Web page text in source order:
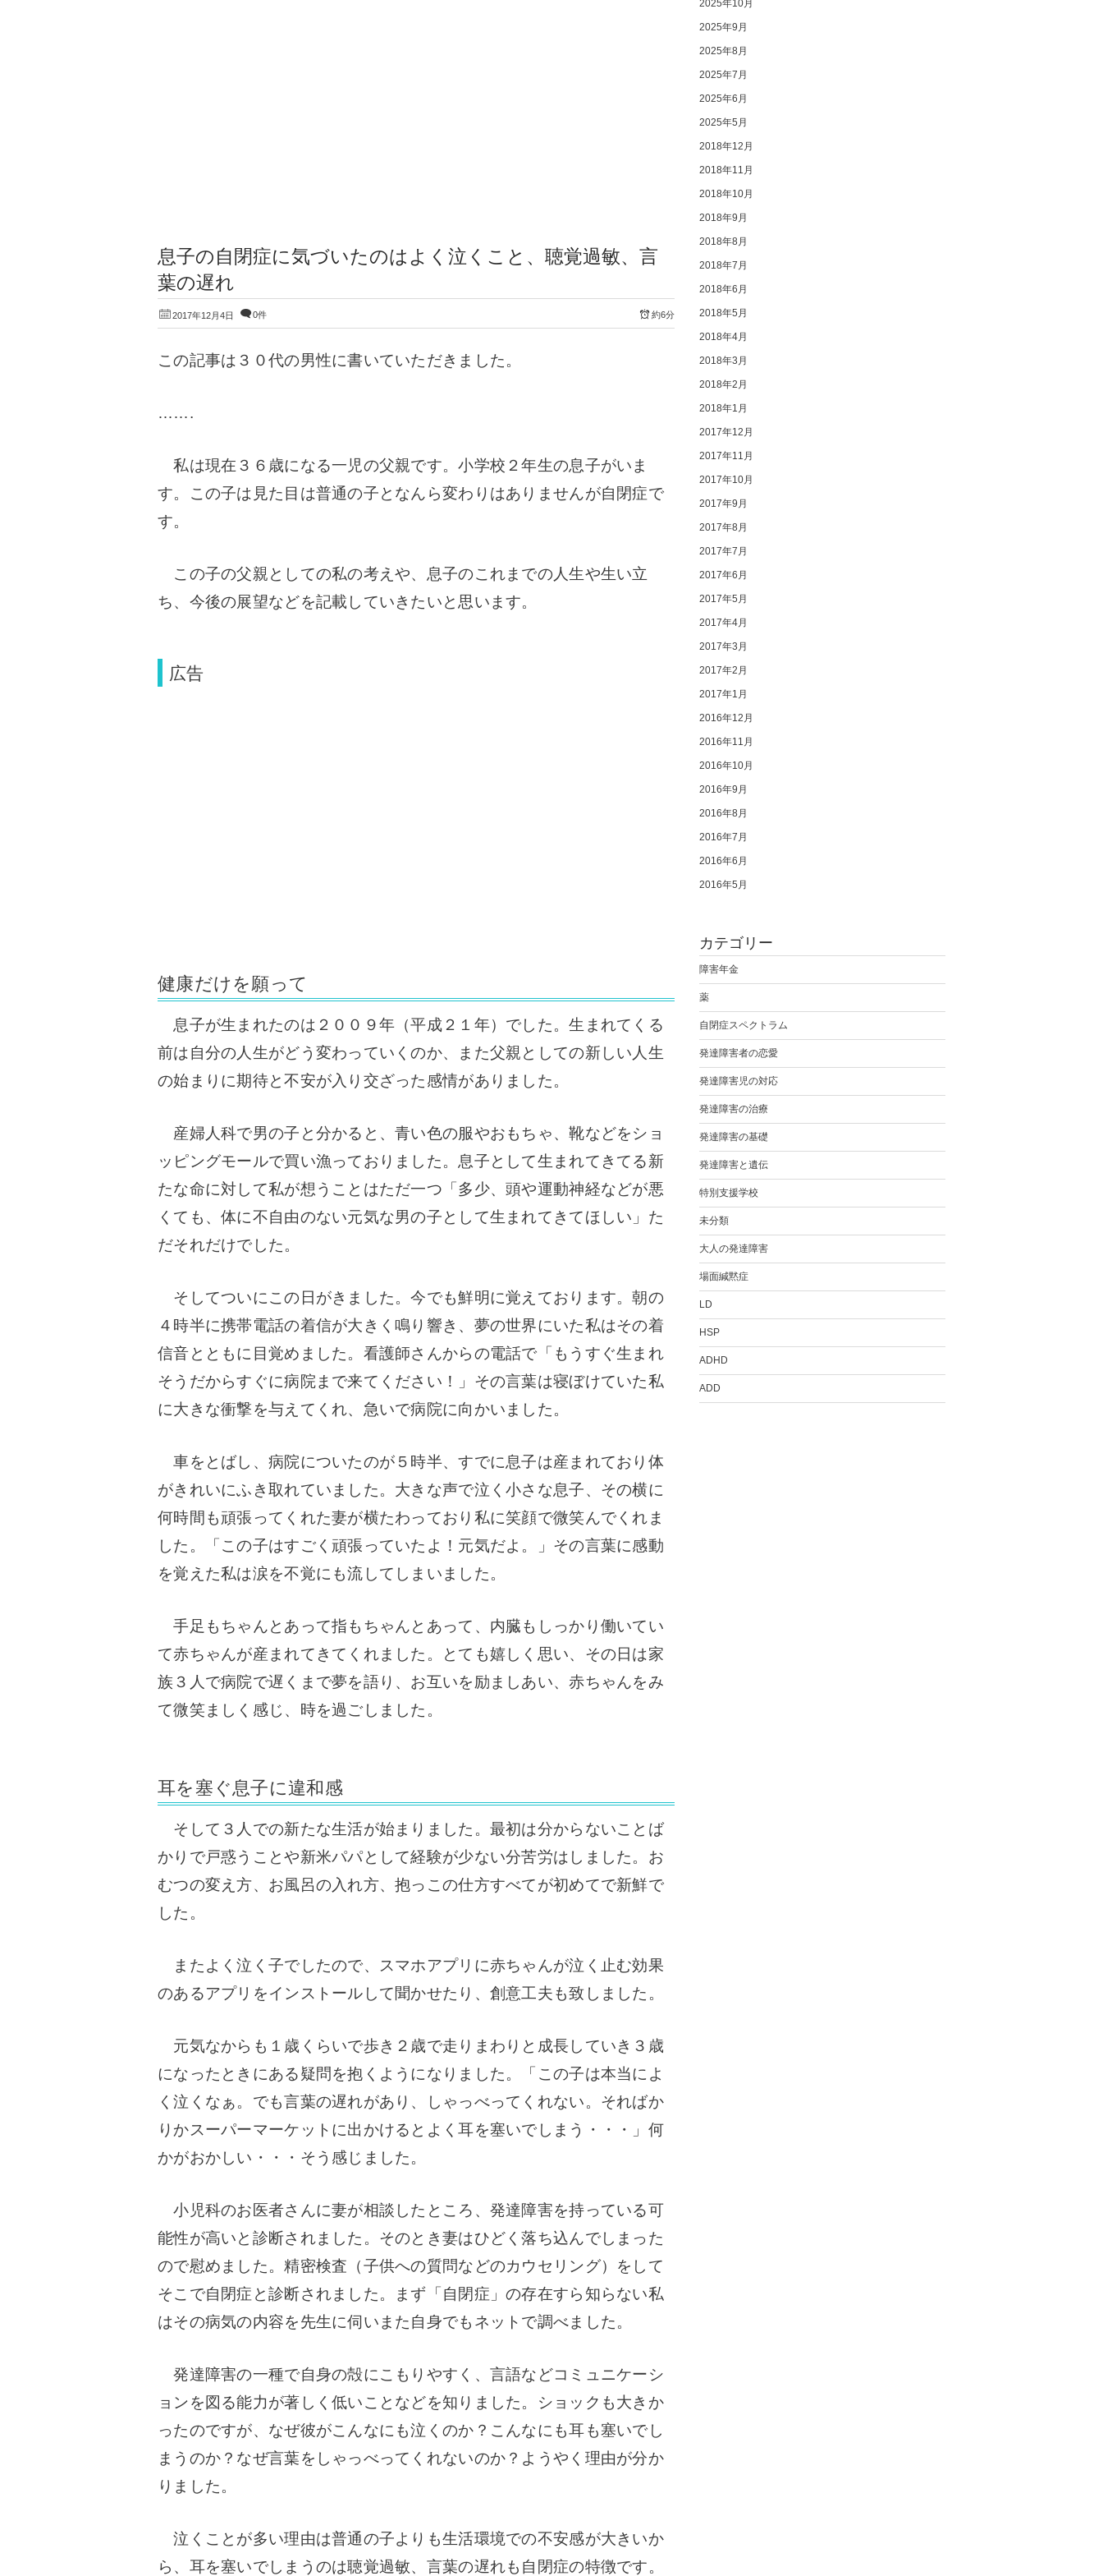
息子の自閉症に気づいたのはよく泣くこと、聴覚過敏、言
葉の遅れ
2017年12月4日 0件 約6分
この記事は３０代の男性に書いていただきました。
…….
私は現在３６歳になる一児の父親です。小学校２年生の息子がいま
す。この子は見た目は普通の子となんら変わりはありませんが自閉症で
す。
この子の父親としての私の考えや、息子のこれまでの人生や生い立
ち、今後の展望などを記載していきたいと思います。
広告
健康だけを願って
息子が生まれたのは２００９年（平成２１年）でした。生まれてくる
前は自分の人生がどう変わっていくのか、また父親としての新しい人生
の始まりに期待と不安が入り交ざった感情がありました。
産婦人科で男の子と分かると、青い色の服やおもちゃ、靴などをショ
ッピングモールで買い漁っておりました。息子として生まれてきてる新
たな命に対して私が想うことはただ一つ「多少、頭や運動神経などが悪
くても、体に不自由のない元気な男の子として生まれてきてほしい」た
だそれだけでした。
そしてついにこの日がきました。今でも鮮明に覚えております。朝の
４時半に携帯電話の着信が大きく鳴り響き、夢の世界にいた私はその着
信音とともに目覚めました。看護師さんからの電話で「もうすぐ生まれ
そうだからすぐに病院まで来てください！」その言葉は寝ぼけていた私
に大きな衝撃を与えてくれ、急いで病院に向かいました。
車をとばし、病院についたのが５時半、すでに息子は産まれており体
がきれいにふき取れていました。大きな声で泣く小さな息子、その横に
何時間も頑張ってくれた妻が横たわっており私に笑顔で微笑んでくれま
した。「この子はすごく頑張っていたよ！元気だよ。」その言葉に感動
を覚えた私は涙を不覚にも流してしまいました。
手足もちゃんとあって指もちゃんとあって、内臓もしっかり働いてい
て赤ちゃんが産まれてきてくれました。とても嬉しく思い、その日は家
族３人で病院で遅くまで夢を語り、お互いを励ましあい、赤ちゃんをみ
て微笑ましく感じ、時を過ごしました。
耳を塞ぐ息子に違和感
そして３人での新たな生活が始まりました。最初は分からないことば
かりで戸惑うことや新米パパとして経験が少ない分苦労はしました。お
むつの変え方、お風呂の入れ方、抱っこの仕方すべてが初めてで新鮮で
した。
またよく泣く子でしたので、スマホアプリに赤ちゃんが泣く止む効果
のあるアプリをインストールして聞かせたり、創意工夫も致しました。
元気なからも１歳くらいで歩き２歳で走りまわりと成長していき３歳
になったときにある疑問を抱くようになりました。「この子は本当によ
く泣くなぁ。でも言葉の遅れがあり、しゃっべってくれない。そればか
りかスーパーマーケットに出かけるとよく耳を塞いでしまう・・・」何
かがおかしい・・・そう感じました。
小児科のお医者さんに妻が相談したところ、発達障害を持っている可
能性が高いと診断されました。そのとき妻はひどく落ち込んでしまった
ので慰めました。精密検査（子供への質問などのカウセリング）をして
そこで自閉症と診断されました。まず「自閉症」の存在すら知らない私
はその病気の内容を先生に伺いまた自身でもネットで調べました。
発達障害の一種で自身の殻にこもりやすく、言語などコミュニケーシ
ョンを図る能力が著しく低いことなどを知りました。ショックも大きか
ったのですが、なぜ彼がこんなにも泣くのか？こんなにも耳も塞いでし
まうのか？なぜ言葉をしゃっべってくれないのか？ようやく理由が分か
りました。
泣くことが多い理由は普通の子よりも生活環境での不安感が大きいか
ら、耳を塞いでしまうのは聴覚過敏、言葉の遅れも自閉症の特徴です。
2025年10月
2025年9月
2025年8月
2025年7月
2025年6月
2025年5月
2018年12月
2018年11月
2018年10月
2018年9月
2018年8月
2018年7月
2018年6月
2018年5月
2018年4月
2018年3月
2018年2月
2018年1月
2017年12月
2017年11月
2017年10月
2017年9月
2017年8月
2017年7月
2017年6月
2017年5月
2017年4月
2017年3月
2017年2月
2017年1月
2016年12月
2016年11月
2016年10月
2016年9月
2016年8月
2016年7月
2016年6月
2016年5月
カテゴリー
障害年金
薬
自閉症スペクトラム
発達障害者の恋愛
発達障害児の対応
発達障害の治療
発達障害の基礎
発達障害と遺伝
特別支援学校
未分類
大人の発達障害
場面緘黙症
LD
HSP
ADHD
ADD